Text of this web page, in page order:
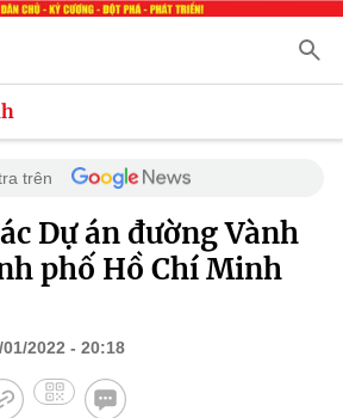
trên
Dự án đường Vành
phố Hồ Chí Minh
2022 - 20:18